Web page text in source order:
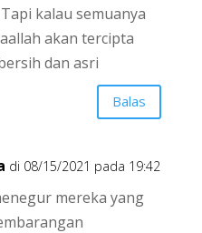
kalau semuanya
akan tercipta
dan asri
Balas
di 08/15/2021 pada 19:42
mereka yang